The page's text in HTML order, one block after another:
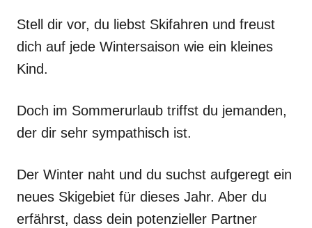
Stell dir vor, du liebst Skifahren und freust
dich auf jede Wintersaison wie ein kleines
Kind.
Doch im Sommerurlaub triffst du jemanden,
der dir sehr sympathisch ist.
Der Winter naht und du suchst aufgeregt ein
neues Skigebiet für dieses Jahr. Aber du
erfährst, dass dein potenzieller Partner